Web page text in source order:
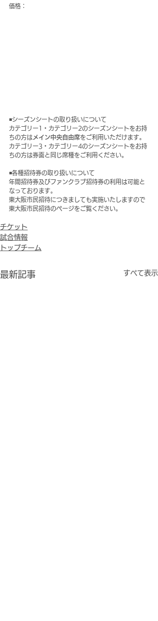
価格：
◾️シーズンシートの取り扱いについて
カテゴリー1・カテゴリー2のシーズンシートをお持
ちの方は メイン中央自由席をご利用いただけます。
カテゴリー3・カテゴリー4のシーズンシートをお持
ちの方は券面と同じ席種をご利用ください。
◾️各種招待券の取り扱いについて
年間招待券及びファンクラブ招待券の利用は可能と
なっております。
東大阪市民招待につきましても実施いたしますので
東大阪市民招待のページをご覧ください。
チケット
試合情報
トップチーム
最新記事 すべて表示